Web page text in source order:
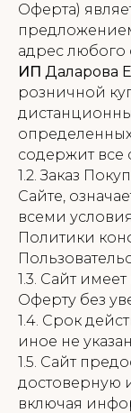
Оферта)
адрес любого
ИП Даларова
розничной
содержит все
1.2. Заказ
Сайте,
всеми
Политики
1.3. Сайт
Оферту без
1.4. Срок
иное не
1.5. Сайт
достоверную
включая